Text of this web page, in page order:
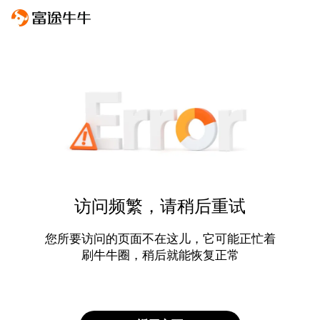
访问频繁，请稍后重试
您所要访问的页面不在这儿，它可能正忙着
刷牛牛圈，稍后就能恢复正常